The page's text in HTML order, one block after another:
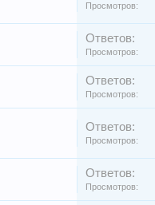
Просмотров:
Ответов:
Просмотров:
Ответов:
Просмотров:
Ответов:
Просмотров:
Ответов:
Просмотров: